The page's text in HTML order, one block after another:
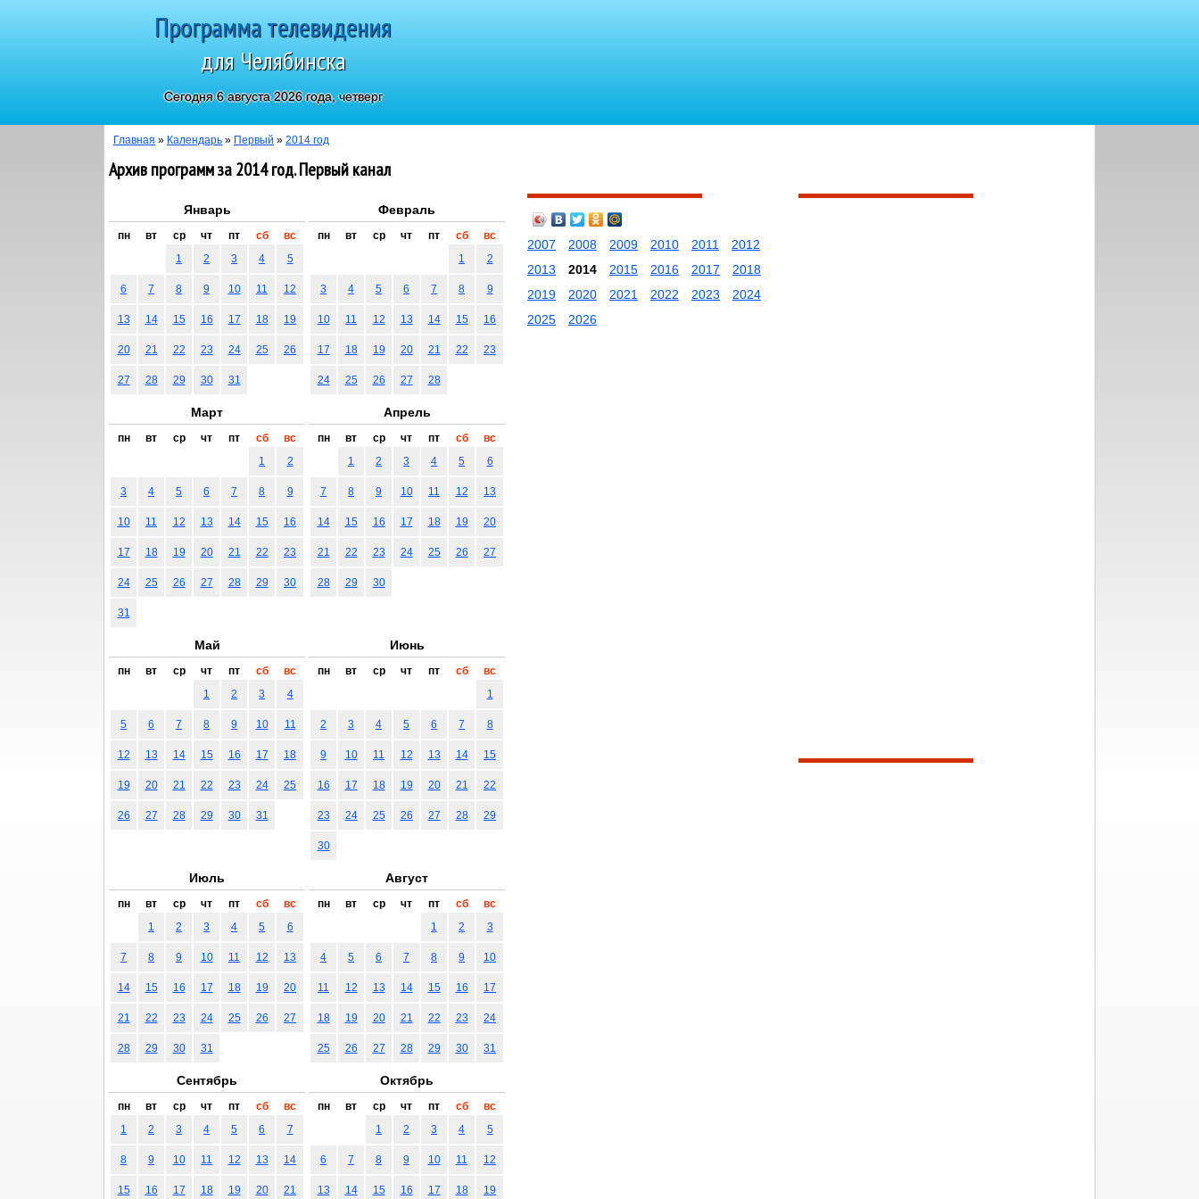
Программа телевидения
для Челябинска
Сегодня 6 августа 2026 года, четверг
Главная » Календарь » Первый » 2014 год
Архив программ за 2014 год. Первый канал
Январь
пн вт ср чт пт сб
вс
1
2 3 4 5
6 7 8 9 10 11 12
13 14 15 16 17 18 19
20 21 22 23 24 25 26
27 28 29 30 31
Февраль
пн вт ср чт пт сб
вс
1
2
3 4 5 6 7 8 9
10 11 12 13 14 15 16
17 18 19 20 21 22 23
24 25 26 27 28
Март
пн вт ср чт пт сб
вс
1
2
3 4 5 6 7 8 9
10 11 12 13 14 15 16
17 18 19 20 21 22 23
24 25 26 27 28 29 30
31
Апрель
пн вт ср чт пт сб
вс
1
2 3 4 5 6
7 8 9 10 11 12 13
14 15 16 17 18 19 20
21 22 23 24 25 26 27
28 29 30
Май
пн вт ср чт пт сб
вс
1
2 3 4
5 6 7 8 9 10 11
12 13 14 15 16 17 18
19 20 21 22 23 24 25
26 27 28 29 30 31
Июнь
пн вт ср чт пт сб
вс
1
2 3 4 5 6 7 8
9 10 11 12 13 14 15
16 17 18 19 20 21 22
23 24 25 26 27 28 29
30
Июль
пн вт ср чт пт сб
вс
1
2 3 4 5 6
7 8 9 10 11 12 13
14 15 16 17 18 19 20
21 22 23 24 25 26 27
28 29 30 31
Август
пн вт ср чт пт сб
вс
1
2 3
4 5 6 7 8 9 10
11 12 13 14 15 16 17
18 19 20 21 22 23 24
25 26 27 28 29 30 31
Сентябрь
пн вт ср чт пт сб
вс
1
2 3 4 5 6 7
8 9 10 11 12 13 14
15 16 17 18 19 20 21
Октябрь
пн вт ср чт пт сб
вс
1
2 3 4 5
6 7 8 9 10 11 12
13 14 15 16 17 18 19
2007 2008 2009 2010 2011
2012
2013
2014 2015 2016 2017
2018
2019
2020 2021 2022 2023
2024
2025
2026